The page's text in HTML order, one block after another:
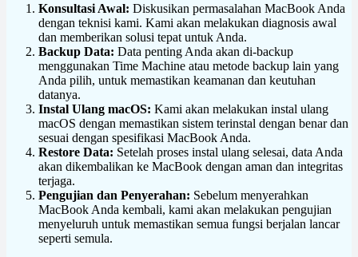
Konsultasi Awal: Diskusikan permasalahan MacBook Anda
dengan teknisi kami. Kami akan melakukan diagnosis awal
dan memberikan solusi tepat untuk Anda.
Backup Data: Data penting Anda akan di-backup
menggunakan Time Machine atau metode backup lain yang
Anda pilih, untuk memastikan keamanan dan keutuhan
datanya.
Instal Ulang macOS: Kami akan melakukan instal ulang
macOS dengan memastikan sistem terinstal dengan benar dan
sesuai dengan spesifikasi MacBook Anda.
Restore Data: Setelah proses instal ulang selesai, data Anda
akan dikembalikan ke MacBook dengan aman dan integritas
terjaga.
Pengujian dan Penyerahan: Sebelum menyerahkan
MacBook Anda kembali, kami akan melakukan pengujian
menyeluruh untuk memastikan semua fungsi berjalan lancar
seperti semula.